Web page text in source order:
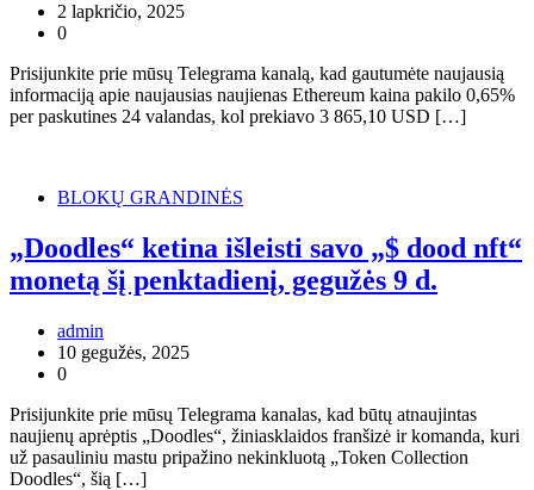
2 lapkričio, 2025
0
Prisijunkite prie mūsų Telegrama kanalą, kad gautumėte naujausią
informaciją apie naujausias naujienas Ethereum kaina pakilo 0,65%
per paskutines 24 valandas, kol prekiavo 3 865,10 USD […]
BLOKŲ GRANDINĖS
„Doodles“ ketina išleisti savo „$ dood nft“
monetą šį penktadienį, gegužės 9 d.
admin
10 gegužės, 2025
0
Prisijunkite prie mūsų Telegrama kanalas, kad būtų atnaujintas
naujienų aprėptis „Doodles“, žiniasklaidos franšizė ir komanda, kuri
už pasauliniu mastu pripažino nekinkluotą „Token Collection
Doodles“, šią […]